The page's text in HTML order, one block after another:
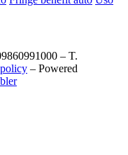
– T.
– Powered